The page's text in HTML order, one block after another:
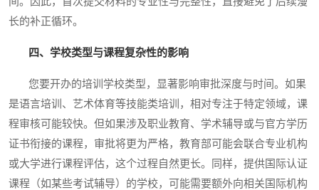
长的补正循环。
四、学校类型与课程复杂性的影响
您要开办的培训学校类型，显著影响审批深度与时间。如果
是语言培训、艺术体育等技能类培训，相对专注于特定领域，课
程审核可能较快。但如果涉及职业教育、学术辅导或与官方学历
证书衔接的课程，审批将更为严格，教育部可能会联合专业机构
或大学进行课程评估，这个过程自然更长。同样，提供国际认证
课程（如某些考试辅导）的学校，可能需要额外向相关国际机构